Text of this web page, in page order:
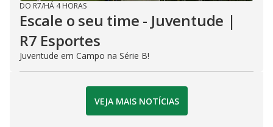
DO R7/HÁ 4 HORAS
Escale o seu time - Juventude |
R7 Esportes
Juventude em Campo na Série B!
VEJA MAIS NOTÍCIAS